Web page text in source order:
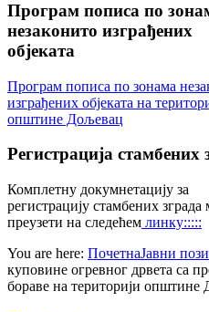
Програм пописа по
незаконито изграђених
објеката
Програм пописа по зонама
изграђених објеката на
општине Дољевац
Регистрација стамбених
Комплетну докумнетацију за
регистрацију стамбених зграда
преузети на следећем линку:::::
You are here: ПочетнаЈавни
куповине огревног дрвета са
бораве на територији општине